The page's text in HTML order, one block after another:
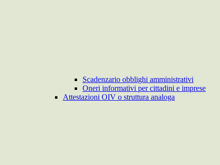
Scadenzario obblighi amministrativi
Oneri informativi per cittadini e imprese
Attestazioni OIV o struttura analoga